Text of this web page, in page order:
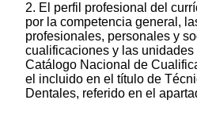
2. El perfil profesional del
por la competencia general,
profesionales, personales y
cualificaciones y las unidades
Catálogo Nacional de
el incluido en el título de
Dentales, referido en el